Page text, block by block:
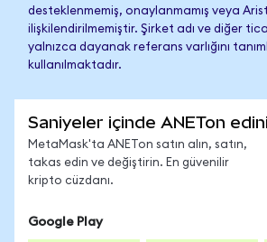
desteklenmemiş, onaylanmamış veya
ilişkilendirilmemiştir. Şirket adı ve diğer
yalnızca dayanak referans varlığını
kullanılmaktadır.
Saniyeler içinde ANETon
MetaMask'ta ANETon satın alın, satın,
takas edin ve değiştirin. En güvenilir
kripto cüzdanı.
Google Play